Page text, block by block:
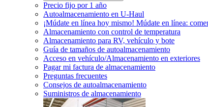
Precio fijo por 1 año
Autoalmacenamiento en U-Haul
¡Múdate en línea hoy mismo! Múdate en línea:
Almacenamiento con control de temperatura
Almacenamiento para RV, vehículo y bote
Guía de tamaños de autoalmacenamiento
Acceso en vehículo/Almacenamiento en exteriores
Pagar mi factura de almacenamiento
Preguntas frecuentes
Consejos de autoalmacenamiento
Suministros de almacenamiento